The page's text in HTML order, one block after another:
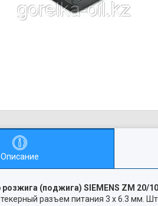
Описание
(поджига) SIEMENS ZM 20/
разъем питания 3 х 6.3 мм.